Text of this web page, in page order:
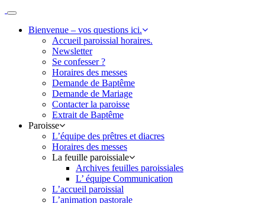
Passer
contenu
ParoisseBienvenue – vos questions ici.
Accueil paroissial horaires.
Newsletter
Se confesser ?
Horaires des messes
Demande de Baptême
Demande de Mariage
Contacter la paroisse
Extrait de Baptême
Paroisse
L’équipe des prêtres et diacres
Horaires des messes
La feuille paroissiale
Archives feuilles paroissiales
L’ équipe Communication
L’accueil paroissial
L’animation pastorale